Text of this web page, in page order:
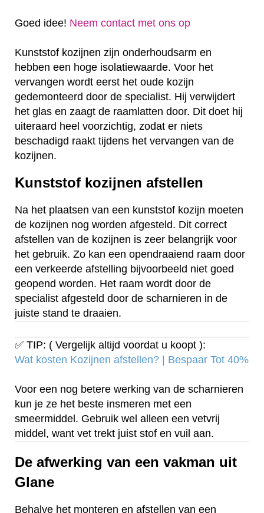
Goed idee! Neem contact met ons op
Kunststof kozijnen zijn onderhoudsarm en
hebben een hoge isolatiewaarde. Voor het
vervangen wordt eerst het oude kozijn
gedemonteerd door de specialist. Hij verwijdert
het glas en zaagt de raamlatten door. Dit doet hij
uiteraard heel voorzichtig, zodat er niets
beschadigd raakt tijdens het vervangen van de
kozijnen.
Kunststof kozijnen afstellen
Na het plaatsen van een kunststof kozijn moeten
de kozijnen nog worden afgesteld. Dit correct
afstellen van de kozijnen is zeer belangrijk voor
het gebruik. Zo kan een opendraaiend raam door
een verkeerde afstelling bijvoorbeeld niet goed
geopend worden. Het raam wordt door de
specialist afgesteld door de scharnieren in de
juiste stand te draaien.
✅ TIP: ( Vergelijk altijd voordat u koopt ):
Wat kosten Kozijnen afstellen? | Bespaar Tot 40%‎
Voor een nog betere werking van de scharnieren
kun je ze het beste insmeren met een
smeermiddel. Gebruik wel alleen een vetvrij
middel, want vet trekt juist stof en vuil aan.
De afwerking van een vakman uit
Glane
Behalve het monteren en afstellen van een